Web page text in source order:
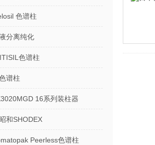
色谱柱
分离纯化
色谱柱
谱柱
16系列装柱器
和SHODEX
Peerless色谱柱